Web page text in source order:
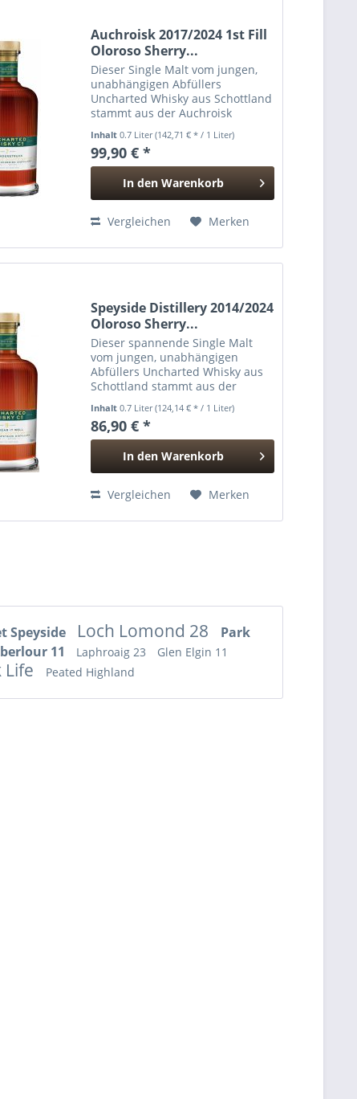
Auchroisk 2017/2024 1st Fill
Oloroso Sherry...
Dieser Single Malt vom jungen,
unabhängigen Abfüllers
Uncharted Whisky aus Schottland
stammt aus der Auchroisk
Schottland. Er reifte einem 1st Fill
Oloroso Sherry Cask und wurde
mit 59,1% natürlicher...
Inhalt0.7 Liter(142,71 € * / 1 Liter)
99,90 € *
In den Warenkorb
Hinzugefügt
Vergleichen Merken
Speyside Distillery 2014/2024
Oloroso Sherry...
Dieser spannende Single Malt
vom jungen, unabhängigen
Abfüllers Uncharted Whisky aus
Schottland stammt aus der
gleichnamigen Region in
Schottland. Die Speyside
Distillery produziert einen
supereleganten und...
Inhalt0.7 Liter(124,14 € * / 1 Liter)
86,90 € *
In den Warenkorb
Hinzugefügt
Vergleichen Merken
Speyside Loch Lomond 28
Park
11 Laphroaig 23 Glen Elgin 11
Life Peated Highland